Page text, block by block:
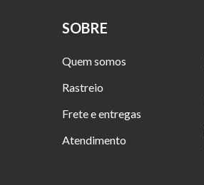
SOBRE
Quem somos
Rastreio
Frete e entregas
Atendimento